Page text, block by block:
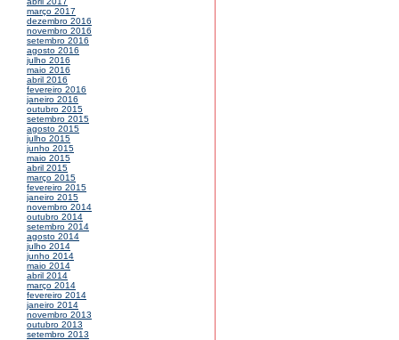
março 2017
dezembro 2016
novembro 2016
setembro 2016
agosto 2016
julho 2016
maio 2016
abril 2016
fevereiro 2016
janeiro 2016
outubro 2015
setembro 2015
agosto 2015
julho 2015
junho 2015
maio 2015
abril 2015
março 2015
fevereiro 2015
janeiro 2015
novembro 2014
outubro 2014
setembro 2014
agosto 2014
julho 2014
junho 2014
maio 2014
abril 2014
março 2014
fevereiro 2014
janeiro 2014
novembro 2013
outubro 2013
setembro 2013